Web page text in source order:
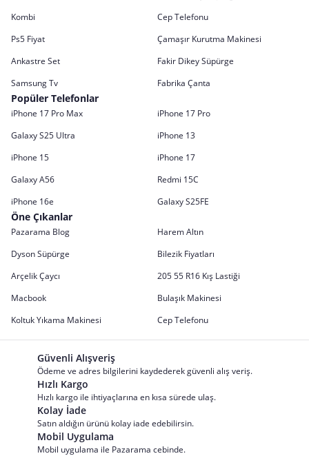
Kombi
Cep Telefonu
Ps5 Fiyat
Çamaşır Kurutma Makinesi
Ankastre Set
Fakir Dikey Süpürge
Samsung Tv
Fabrika Çanta
Popüler Telefonlar
iPhone 17 Pro Max
iPhone 17 Pro
Galaxy S25 Ultra
iPhone 13
iPhone 15
iPhone 17
Galaxy A56
Redmi 15C
iPhone 16e
Galaxy S25FE
Öne Çıkanlar
Pazarama Blog
Harem Altın
Dyson Süpürge
Bilezik Fiyatları
Arçelik Çaycı
205 55 R16 Kış Lastiği
Macbook
Bulaşık Makinesi
Koltuk Yıkama Makinesi
Cep Telefonu
Güvenli Alışveriş
Ödeme ve adres bilgilerini kaydederek güvenli alış veriş.
Hızlı Kargo
Hızlı kargo ile ihtiyaçlarına en kısa sürede ulaş.
Kolay İade
Satın aldığın ürünü kolay iade edebilirsin.
Mobil Uygulama
Mobil uygulama ile Pazarama cebinde.